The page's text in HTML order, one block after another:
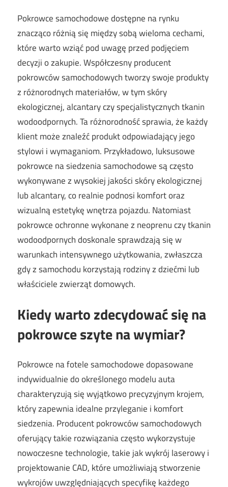
Pokrowce samochodowe dostępne na rynku
znacząco różnią się między sobą wieloma cechami,
które warto wziąć pod uwagę przed podjęciem
decyzji o zakupie. Współczesny producent
pokrowców samochodowych tworzy swoje produkty
z różnorodnych materiałów, w tym skóry
ekologicznej, alcantary czy specjalistycznych tkanin
wodoodpornych. Ta różnorodność sprawia, że każdy
klient może znaleźć produkt odpowiadający jego
stylowi i wymaganiom. Przykładowo, luksusowe
pokrowce na siedzenia samochodowe są często
wykonywane z wysokiej jakości skóry ekologicznej
lub alcantary, co realnie podnosi komfort oraz
wizualną estetykę wnętrza pojazdu. Natomiast
pokrowce ochronne wykonane z neoprenu czy tkanin
wodoodpornych doskonale sprawdzają się w
warunkach intensywnego użytkowania, zwłaszcza
gdy z samochodu korzystają rodziny z dziećmi lub
właściciele zwierząt domowych.
Kiedy warto zdecydować się na
pokrowce szyte na wymiar?
Pokrowce na fotele samochodowe dopasowane
indywidualnie do określonego modelu auta
charakteryzują się wyjątkowo precyzyjnym krojem,
który zapewnia idealne przyleganie i komfort
siedzenia. Producent pokrowców samochodowych
oferujący takie rozwiązania często wykorzystuje
nowoczesne technologie, takie jak wykrój laserowy i
projektowanie CAD, które umożliwiają stworzenie
wykrojów uwzględniających specyfikę każdego